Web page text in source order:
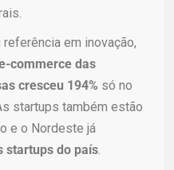
em inovação,
commerce das
cresceu 194% só no
startups também estão
e o Nordeste já
startups do país